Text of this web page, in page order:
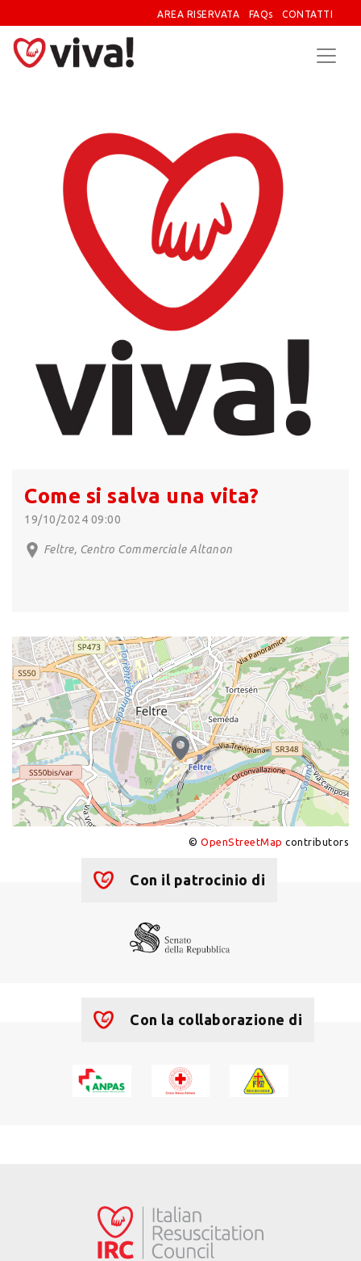
AREA RISERVATA FAQs CONTATTI
Come si salva una vita?
19/10/2024 09:00
Feltre, Centro Commerciale Altanon
© OpenStreetMap contributors
Con il patrocinio di
Con la collaborazione di